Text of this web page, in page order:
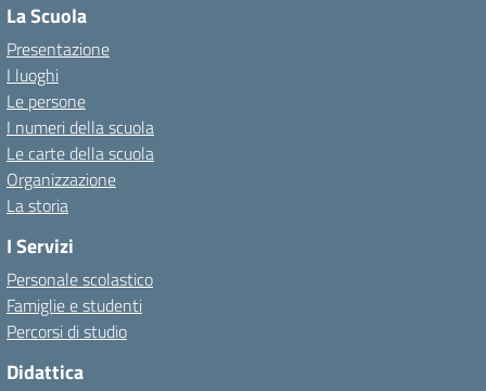
La Scuola
Presentazione
I luoghi
Le persone
I numeri della scuola
Le carte della scuola
Organizzazione
La storia
I Servizi
Personale scolastico
Famiglie e studenti
Percorsi di studio
Didattica